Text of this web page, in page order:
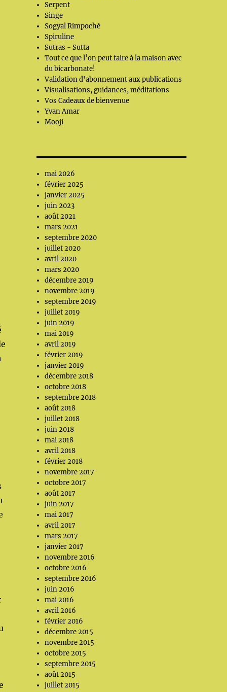
Serpent
Singe
Sogyal Rimpoché
Spiruline
Sutras - Sutta
Tout ce que l’on peut faire à la maison avec
du bicarbonate!
Validation d'abonnement aux publications
Visualisations, guidances, méditations
Vos Cadeaux de bienvenue
Yvan Amar
Mooji
mai 2026
février 2025
janvier 2025
juin 2023
août 2021
mars 2021
septembre 2020
juillet 2020
avril 2020
mars 2020
décembre 2019
novembre 2019
septembre 2019
juillet 2019
juin 2019
mai 2019
avril 2019
février 2019
janvier 2019
décembre 2018
octobre 2018
septembre 2018
août 2018
juillet 2018
juin 2018
mai 2018
avril 2018
février 2018
novembre 2017
octobre 2017
août 2017
juin 2017
mai 2017
avril 2017
mars 2017
janvier 2017
novembre 2016
octobre 2016
septembre 2016
juin 2016
mai 2016
avril 2016
février 2016
décembre 2015
novembre 2015
octobre 2015
septembre 2015
août 2015
juillet 2015